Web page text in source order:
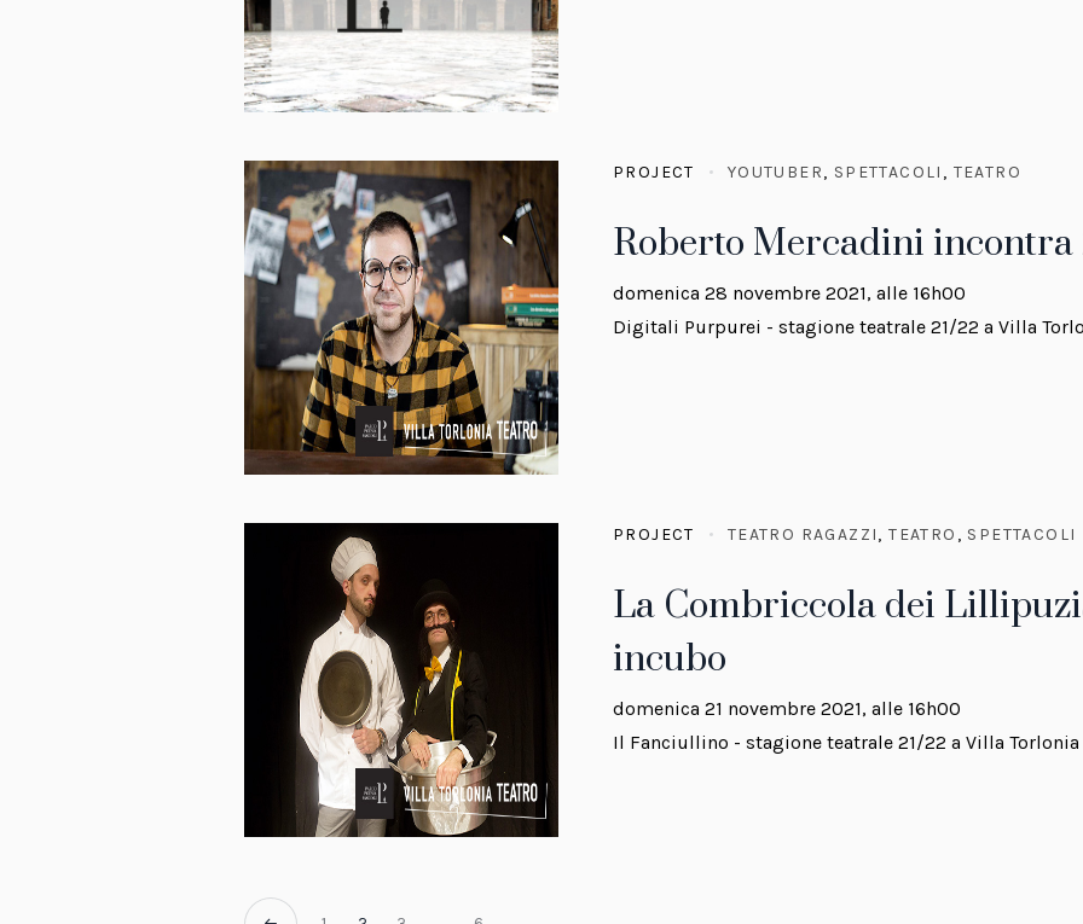
PROJECT YOUTUBER, SPETTACOLI , TEATRO
Roberto Mercadini incontra
domenica 28 novembre 2021, alle 16h00
Digitali Purpurei - stagione teatrale 21/22 a Villa
PROJECT TEATRO RAGAZZI,TEATRO , SPETTACOLI
La Combriccola dei
incubo
domenica 21 novembre 2021, alle 16h00
Il Fanciullino - stagione teatrale 21/22 a Villa Torlonia